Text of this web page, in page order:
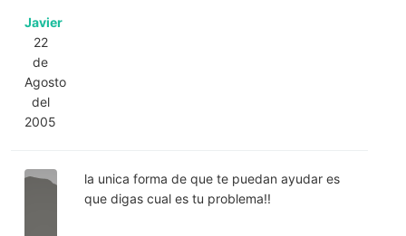
Javier
22
de
Agosto
del
2005
la unica forma de que te puedan ayudar es
que digas cual es tu problema!!